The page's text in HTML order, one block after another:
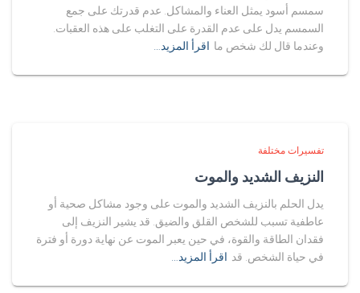
سمسم أسود يمثل العناء والمشاكل. عدم قدرتك على جمع
السمسم يدل على عدم القدرة على التغلب على هذه العقبات.
وعندما قال لك شخص ما اقرأ المزيد…
تفسيرات مختلفة
النزيف الشديد والموت
يدل الحلم بالنزيف الشديد والموت على وجود مشاكل صحية أو
عاطفية تسبب للشخص القلق والضيق. قد يشير النزيف إلى
فقدان الطاقة والقوة، في حين يعبر الموت عن نهاية دورة أو فترة
في حياة الشخص. قد اقرأ المزيد…